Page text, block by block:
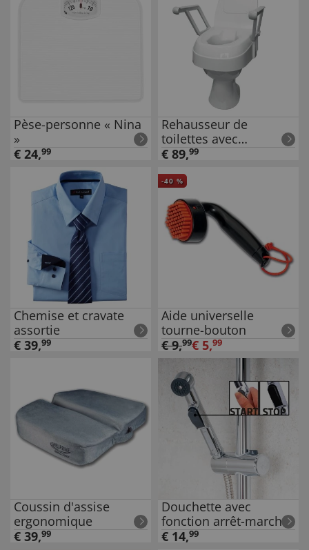
Pèse-personne « Nina
»
€ 24,99
Rehausseur de
toilettes avec
accoudoirs
€ 89,99
Chemise et cravate
assortie
€ 39,99
-40 %
Aide universelle
tourne-bouton
€9,99€ 5,99
Coussin d'assise
ergonomique
€ 39,99
Douchette avec
fonction arrêt-marche
€ 14,99